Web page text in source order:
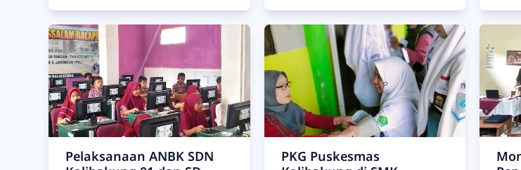
SMK Darussalam Balapulang
Balapulang, 29–30 Oktober
2025 — SMK Darussalam
Balapul…
Apel Hari Santri Nasional 2025
Balapulang, 22 Oktober 2025
— Dalam suasana khidmat dan
pe…
Pelaksanaan ANBK SDN
PKG Puskesmas